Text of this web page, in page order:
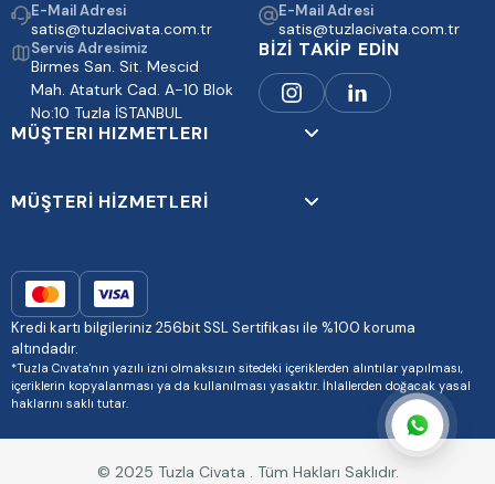
E-Mail Adresi
satis@tuzlacivata.com.tr
E-Mail Adresi
satis@tuzlacivata.com.tr
Servis Adresimiz
Birmes San. Sit. Mescid
Mah. Ataturk Cad. A-10 Blok
No:10 Tuzla İSTANBUL
BİZİ TAKİP EDİN
MÜŞTERI HIZMETLERI
MÜŞTERİ HİZMETLERİ
Kredi kartı bilgileriniz 256bit SSL Sertifikası ile %100 koruma
altındadır.
*Tuzla Cıvata'nın yazılı izni olmaksızın sitedeki içeriklerden alıntılar yapılması,
içeriklerin kopyalanması ya da kullanılması yasaktır. İhlallerden doğacak yasal
haklarını saklı tutar.
© 2025 Tuzla Civata . Tüm Hakları Saklıdır.